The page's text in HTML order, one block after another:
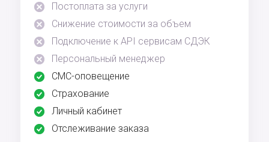
Постоплата за услуги
Снижение стоимости за объем
Подключение к API сервисам СДЭК
Персональный менеджер
СМС-оповещение
Страхование
Личный кабинет
Отслеживание заказа